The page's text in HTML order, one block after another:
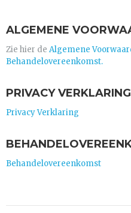
ALGEMENE
Zie hier de Algemene
Behandelovereenkomst.
PRIVACY VERKLARING
Privacy Verklaring
Behandelovereenkomst